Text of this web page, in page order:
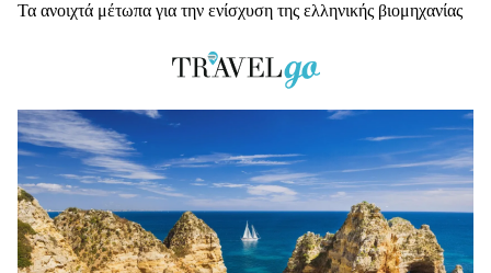
Τα ανοιχτά μέτωπα για την ενίσχυση της ελληνικής βιομηχανίας